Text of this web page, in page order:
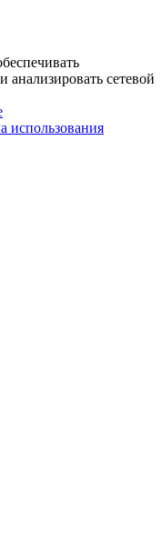
анализировать сетевой
использования